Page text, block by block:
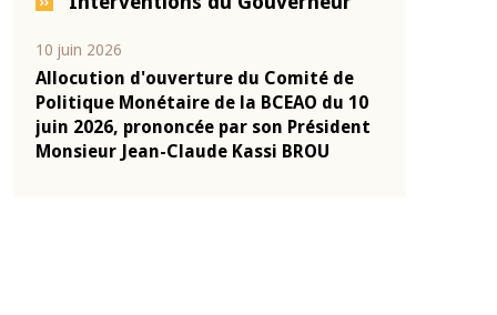
04 mars 2026
Allocution d'ouverture du Comité de
Politique Monétaire de la BCEAO du 4
mars 2026, prononcée par son Président
Monsieur Jean-Claude Kassi BROU